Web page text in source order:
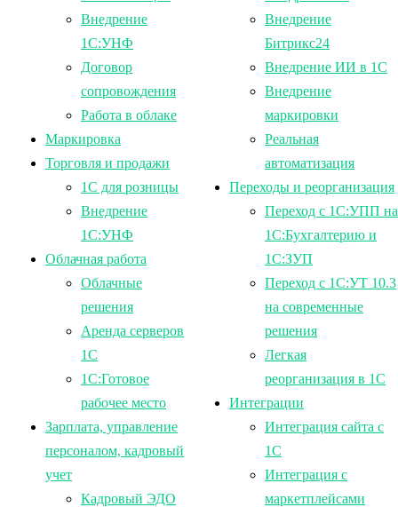
Внедрение
1С:УНФ
Договор
сопровождения
Работа в облаке
Маркировка
Торговля и продажи
1С для розницы
Внедрение
1С:УНФ
Облачная работа
Облачные
решения
Аренда серверов
1С
1C:Готовое
рабочее место
Зарплата, управление
персоналом, кадровый
учет
Кадровый ЭДО
Внедрение
Битрикс24
Внедрение ИИ в 1С
Внедрение
маркировки
Реальная
автоматизация
Переходы и реорганизация
Переход с 1С:УПП на
1С:Бухгалтерию и
1С:ЗУП
Переход с 1С:УТ 10.3
на современные
решения
Легкая
реорганизация в 1С
Интеграции
Интеграция сайта с
1С
Интеграция с
маркетплейсами